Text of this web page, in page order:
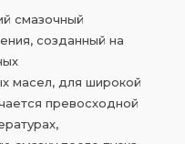
смазочный
созданный на
масел, для широкой
превосходной